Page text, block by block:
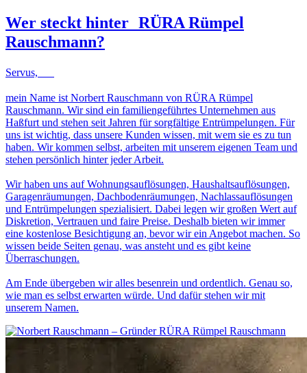
Wer steckt hinter RÜRA Rümpel
Rauschmann?
Servus,
mein Name ist Norbert Rauschmann von RÜRA Rümpel
Rauschmann. Wir sind ein familiengeführtes Unternehmen aus
Haßfurt und stehen seit Jahren für sorgfältige Entrümpelungen. Für
uns ist wichtig, dass unsere Kunden wissen, mit wem sie es zu tun
haben. Wir kommen selbst, arbeiten mit unserem eigenen Team und
stehen persönlich hinter jeder Arbeit.
Wir haben uns auf Wohnungsauflösungen, Haushaltsauflösungen,
Garagenräumungen, Dachbodenräumungen, Nachlassauflösungen
und Entrümpelungen spezialisiert. Dabei legen wir großen Wert auf
Diskretion, Vertrauen und faire Preise. Deshalb bieten wir immer
eine kostenlose Besichtigung an, bevor wir ein Angebot machen. So
wissen beide Seiten genau, was ansteht und es gibt keine
Überraschungen.
Am Ende übergeben wir alles besenrein und ordentlich. Genau so,
wie man es selbst erwarten würde. Und dafür stehen wir mit
unserem Namen.